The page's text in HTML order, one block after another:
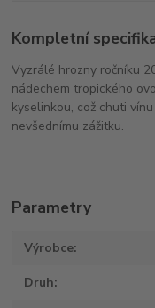
Kompletní
Vyzrálé hrozny ročníku
nádechem tropického
kyselinkou, což chuti
nevšednímu zážitku.
Parametry
Výrobce
Druh